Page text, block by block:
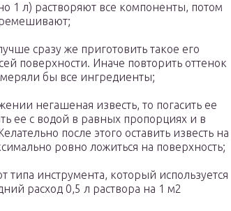
1 л) растворяют все компоненты, потом
сразу же приготовить такое его
поверхности. Иначе повторить оттенок
бы все ингредиенты;
негашеная известь, то погасить ее
ее с водой в равных пропорциях и в
после этого оставить известь на
ровно ложиться на поверхность;
типа инструмента, который используется
расход 0,5 л раствора на 1 м2